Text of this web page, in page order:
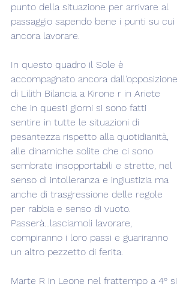
punto della situazione per arrivare al
passaggio sapendo bene i punti su cui
ancora lavorare.
In questo quadro il Sole è
accompagnato ancora dall'opposizione
di Lilith Bilancia a Kirone r in Ariete
che in questi giorni si sono fatti
sentire in tutte le situazioni di
pesantezza rispetto alla quotidianità,
alle dinamiche solite che ci sono
sembrate insopportabili e strette, nel
senso di intolleranza e ingiustizia ma
anche di trasgressione delle regole
per rabbia e senso di vuoto.
Passerà...lasciamoli lavorare,
compiranno i loro passi e guariranno
un altro pezzetto di ferita.
Marte R in Leone nel frattempo a 4° si